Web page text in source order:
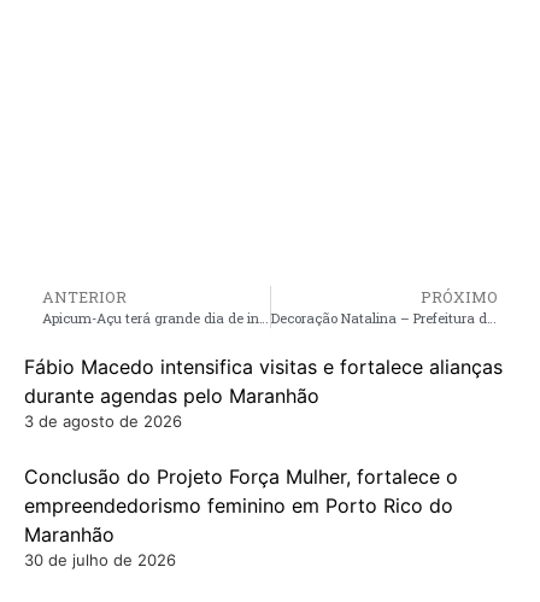
ANTERIOR
Apicum-Açu terá grande dia de inaugurações com entrega de obras e programação especial
PRÓXIMO
Decoração Natalina – Prefeitura de Pinheiro divulga resultado do concurso Eu Amo a Minha Rua com 13 mil reais em premiação, veja
Fábio Macedo intensifica visitas e fortalece alianças
durante agendas pelo Maranhão
3 de agosto de 2026
Conclusão do Projeto Força Mulher, fortalece o
empreendedorismo feminino em Porto Rico do
Maranhão
30 de julho de 2026